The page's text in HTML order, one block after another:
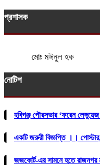
প্রশাসক
মোঃ মঈনুল হক
নোটিশ
হবিগঞ্জ পৌরসভার ‘ফরেন লেঙ্গুয়েজ
একটি জরুরী বিজ্ঞপ্তি ।।
জজকোর্ট-এর সামনে হতে